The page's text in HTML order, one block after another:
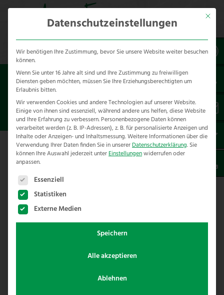
Sie sind hier:Besondere Bauteile
Torlösungen
Gartentore
STAKETENZAUN TORANLAGEN
Mit
Datenschutzeinstellungen
Wir benötigen Ihre Zustimmung, bevor Sie unsere Website weiter besuchen
können.
Wenn Sie unter 16 Jahre alt sind und Ihre Zustimmung zu freiwilligen
Diensten geben möchten, müssen Sie Ihre Erziehungsberechtigten um
Erlaubnis bitten.
Wir verwenden Cookies und andere Technologien auf unserer Website.
Einige von ihnen sind essenziell, während andere uns helfen, diese Website
und Ihre Erfahrung zu verbessern. Personenbezogene Daten können
verarbeitet werden (z. B. IP-Adressen), z. B. für personalisierte Anzeigen und
Inhalte oder Anzeigen- und Inhaltsmessung.Weitere Informationen über die
Verwendung Ihrer Daten finden Sie in unsererDatenschutzerklärung. Sie
können Ihre Auswahl jederzeit unterEinstellungenwiderrufen oder
anpassen.
Es folgt eine Liste der Service-Gruppen, für die eine
Essenziell
Statistiken
Externe Medien
Speichern
Alle akzeptieren
Ablehnen